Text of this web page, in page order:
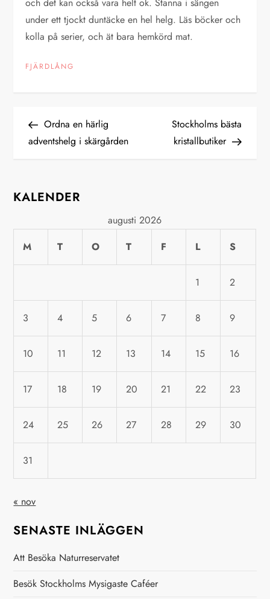
under ett tjockt duntäcke en hel helg. Läs böcker och
kolla på serier, och ät bara hemkörd mat.
FJÄRDLÅNG
I
l
g
g
s
n
a
v
i
g
e
r
i
n
g
Previous
Post
Ordna en härlig
adventshelg i skärgården
Next
Post
Stockholms bästa
kristallbutiker
KALENDER
augusti 2026
M
T O T F L S
1 2
3 4 5 6 7 8 9
10 11 12 13 14 15 16
17 18 19 20 21 22 23
24 25 26 27 28 29 30
31
« nov
SENASTE INLÄGGEN
Att Besöka Naturreservatet
Besök Stockholms Mysigaste Caféer